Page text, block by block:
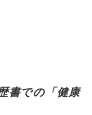
書での「健康